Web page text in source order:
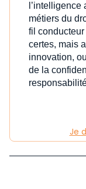
métiers du
fil
certes, mais
innovation,
de la
Je